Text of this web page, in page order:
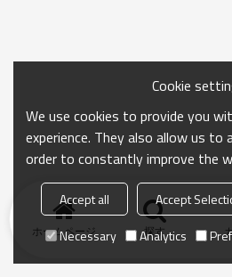
ホームページ 探す
Cookie
We use cookies to provide you
experience. They also allow us to
order to constantly improve the
Accept all Accept
Necessary
Analytics